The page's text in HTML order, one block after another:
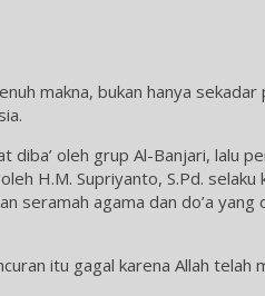
makna, bukan hanya
oleh grup Al-Banjari, lalu
H.M. Supriyanto, S.Pd.
seramah agama dan do’a
itu gagal karena Allah telah